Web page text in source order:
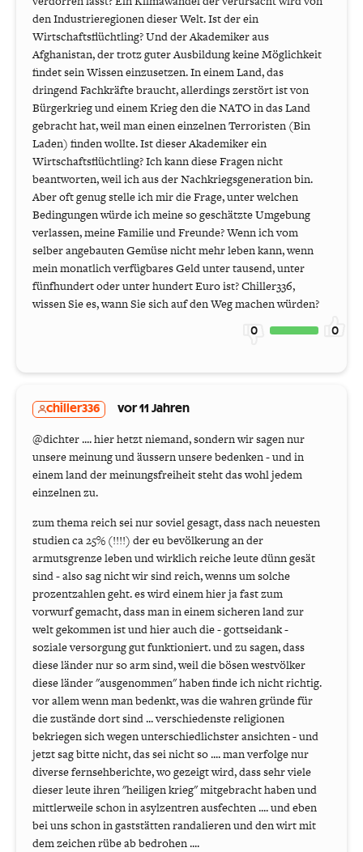
den Industrieregionen dieser Welt. Ist der ein
Wirtschaftsflüchtling? Und der Akademiker aus
Afghanistan, der trotz guter Ausbildung keine Möglichkeit
findet sein Wissen einzusetzen. In einem Land, das
dringend Fachkräfte braucht, allerdings zerstört ist von
Bürgerkrieg und einem Krieg den die NATO in das Land
gebracht hat, weil man einen einzelnen Terroristen (Bin
Laden) finden wollte. Ist dieser Akademiker ein
Wirtschaftsflüchtling? Ich kann diese Fragen nicht
beantworten, weil ich aus der Nachkriegsgeneration bin.
Aber oft genug stelle ich mir die Frage, unter welchen
Bedingungen würde ich meine so geschätzte Umgebung
verlassen, meine Familie und Freunde? Wenn ich vom
selber angebauten Gemüse nicht mehr leben kann, wenn
mein monatlich verfügbares Geld unter tausend, unter
fünfhundert oder unter hundert Euro ist? Chiller336,
wissen Sie es, wann Sie sich auf den Weg machen würden?
0 0
chiller336 vor 11 Jahren
@dichter .... hier hetzt niemand, sondern wir sagen nur
unsere meinung und äussern unsere bedenken - und in
einem land der meinungsfreiheit steht das wohl jedem
einzelnen zu.
zum thema reich sei nur soviel gesagt, dass nach neuesten
studien ca 25% (!!!!) der eu bevölkerung an der
armutsgrenze leben und wirklich reiche leute dünn gesät
sind - also sag nicht wir sind reich, wenns um solche
prozentzahlen geht. es wird einem hier ja fast zum
vorwurf gemacht, dass man in einem sicheren land zur
welt gekommen ist und hier auch die - gottseidank -
soziale versorgung gut funktioniert. und zu sagen, dass
diese länder nur so arm sind, weil die bösen westvölker
diese länder "ausgenommen" haben finde ich nicht richtig.
vor allem wenn man bedenkt, was die wahren gründe für
die zustände dort sind ... verschiedenste religionen
bekriegen sich wegen unterschiedlichster ansichten - und
jetzt sag bitte nicht, das sei nicht so .... man verfolge nur
diverse fernsehberichte, wo gezeigt wird, dass sehr viele
dieser leute ihren "heiligen krieg" mitgebracht haben und
mittlerweile schon in asylzentren ausfechten .... und eben
bei uns schon in gaststätten randalieren und den wirt mit
dem zeichen rübe ab bedrohen ....